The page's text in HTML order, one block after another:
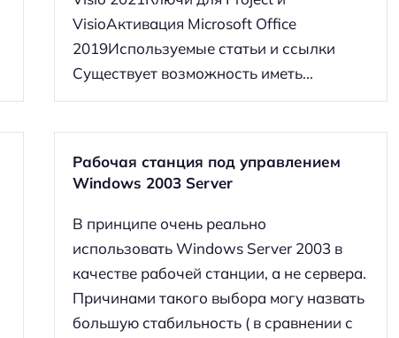
VisioАктивация Microsoft Office
2019Используемые статьи и ссылки
Существует возможность иметь...
Рабочая станция под управлением
Windows 2003 Server
В принципе очень реально
использовать Windows Server 2003 в
качестве рабочей станции, а не сервера.
Причинами такого выбора могу назвать
большую стабильность ( в сравнении с